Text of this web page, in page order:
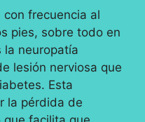
frecuencia al
pies, sobre todo en
la neuropatía
lesión nerviosa que
Esta
la pérdida de